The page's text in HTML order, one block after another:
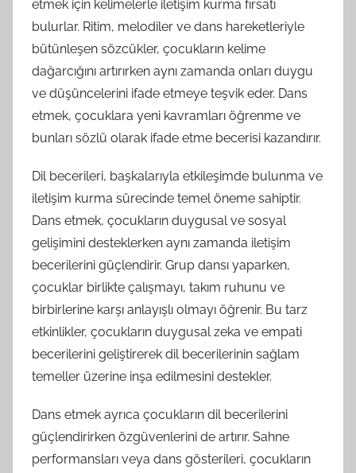
etmek için kelimelerle iletişim kurma fırsatı
bulurlar. Ritim, melodiler ve dans hareketleriyle
bütünleşen sözcükler, çocukların kelime
dağarcığını artırırken aynı zamanda onları duygu
ve düşüncelerini ifade etmeye teşvik eder. Dans
etmek, çocuklara yeni kavramları öğrenme ve
bunları sözlü olarak ifade etme becerisi kazandırır.
Dil becerileri, başkalarıyla etkileşimde bulunma ve
iletişim kurma sürecinde temel öneme sahiptir.
Dans etmek, çocukların duygusal ve sosyal
gelişimini desteklerken aynı zamanda iletişim
becerilerini güçlendirir. Grup dansı yaparken,
çocuklar birlikte çalışmayı, takım ruhunu ve
birbirlerine karşı anlayışlı olmayı öğrenir. Bu tarz
etkinlikler, çocukların duygusal zeka ve empati
becerilerini geliştirerek dil becerilerinin sağlam
temeller üzerine inşa edilmesini destekler.
Dans etmek ayrıca çocukların dil becerilerini
güçlendirirken özgüvenlerini de artırır. Sahne
performansları veya dans gösterileri, çocukların